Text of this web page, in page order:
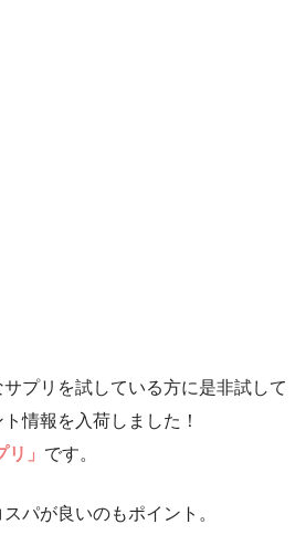
プリを試している方に是非試して
情報を入荷しました！
」 です。
パが良いのもポイント。